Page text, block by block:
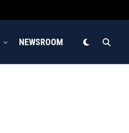
NEWSROOM